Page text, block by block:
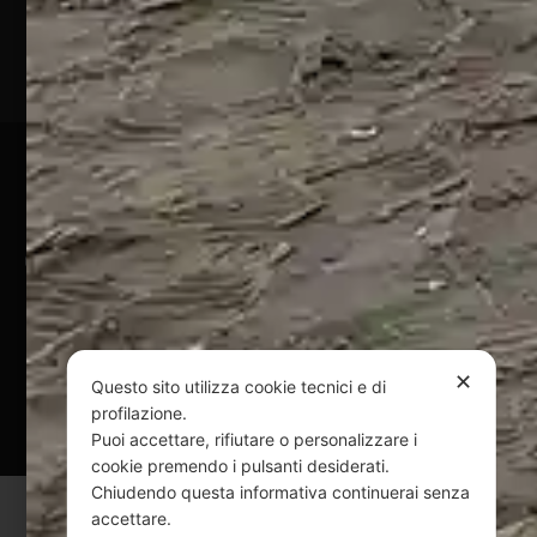
P.Iva
01828920676
Pagamenti Sicuri
@ Copyright 2024 Webpesca è un brand Intent di Federico
Andrenacci P.Iva 01917920678
Via G. Galilei n. 2 – 64018 Tortoreto TE | REA TE-168019 |
Mail: info@webpesca.it| Pec:federicoandrenacci@pec.it
Questo sito è protetto da Google reCAPTCHA
Privacy Policy eTerms of Servicedi Google.
✕
Questo sito utilizza cookie tecnici e di
profilazione.
Puoi accettare, rifiutare o personalizzare i
cookie premendo i pulsanti desiderati.
Chiudendo questa informativa continuerai senza
accettare.